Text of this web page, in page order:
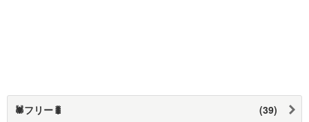
🕷️フリー🐛 (39)